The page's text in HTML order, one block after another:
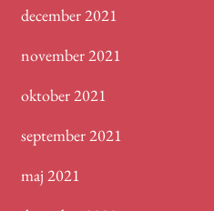
december 2021
november 2021
oktober 2021
september 2021
maj 2021